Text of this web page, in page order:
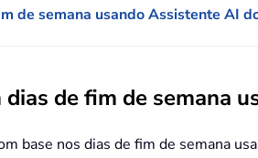
de semana usando Assistente AI
de fim de semana
base nos dias de fim de semana